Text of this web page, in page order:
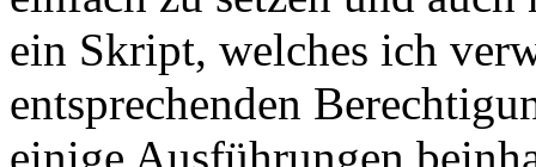
ein Skript, welches ich
entsprechenden